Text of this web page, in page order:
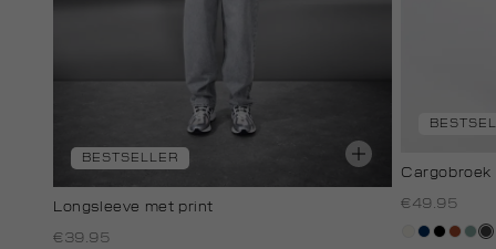
BESTSELLER
Longsleeve met print
€39.95
Cargobroek
€49.95
creme,zwart
bruin
salie